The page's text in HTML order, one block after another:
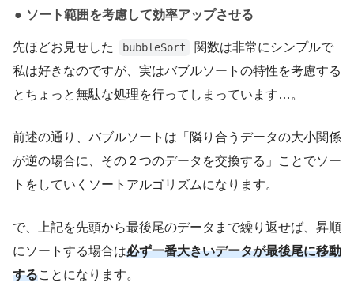
ソート範囲を考慮して効率アップさせる
先ほどお見せした bubbleSort
関数は非常にシンプルで
私は好きなのですが、実はバブルソートの特性を考慮する
とちょっと無駄な処理を行ってしまっています…。
前述の通り、バブルソートは「隣り合うデータの大小関係
が逆の場合に、その２つのデータを交換する」ことでソー
トをしていくソートアルゴリズムになります。
で、上記を先頭から最後尾のデータまで繰り返せば、昇順
にソートする場合は必ず一番大きいデータが最後尾に移動
することになります。